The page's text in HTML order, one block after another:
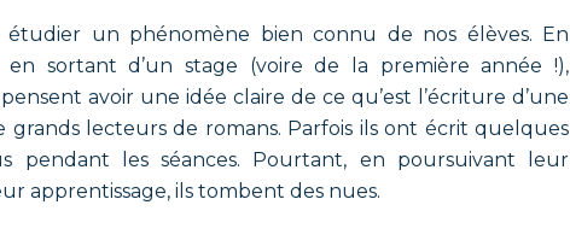
un phénomène bien connu de nos élèves. En
sortant d’un stage (voire de la première année !),
avoir une idée claire de ce qu’est l’écriture d’une
grands lecteurs de romans. Parfois ils ont écrit quelques
pendant les séances. Pourtant, en poursuivant leur
apprentissage, ils tombent des nues.